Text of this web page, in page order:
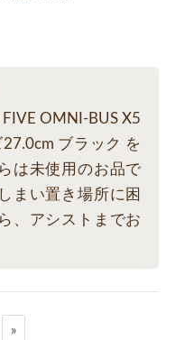
OMNI-BUS X5
ブラック を
は未使用のお品で
まい置き場所に困
、アシストまでお
»